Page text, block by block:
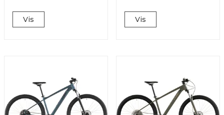
Vis Vis